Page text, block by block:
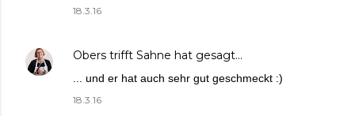
18.3.16
Obers trifft Sahne hat gesagt…
... und er hat auch sehr gut geschmeckt :)
18.3.16